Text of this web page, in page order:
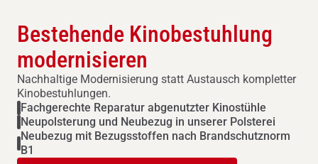
Bestehende Kinobestuhlung
modernisieren
Nachhaltige Modernisierung statt Austausch kompletter
Kinobestuhlungen.
Fachgerechte Reparatur abgenutzter Kinostühle
Neupolsterung und Neubezug in unserer Polsterei
Neubezug mit Bezugsstoffen nach Brandschutznorm
B1